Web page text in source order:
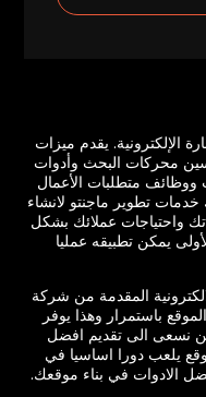
الإلكترونية. يقدم ميزات
محركات البحث وأدوات
ووظائف متطلبات الأعمال
تطوير ماجنتو لانشاء
واحتياجات عملائك بشكل
يمكن تطبيقه عمليا
المقدمة من شركة
باستمرار وهذا يوفر
نسعى الى تقديم افضل
يلعب دورا اساسيا في
الادوات في بناء موقعك.